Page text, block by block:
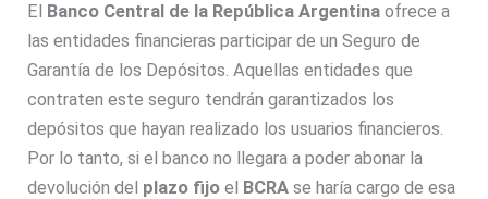
El Banco Central de la República Argentina ofrece a
las entidades financieras participar de un Seguro de
Garantía de los Depósitos. Aquellas entidades que
contraten este seguro tendrán garantizados los
depósitos que hayan realizado los usuarios financieros.
Por lo tanto, si el banco no llegara a poder abonar la
devolución del plazo fijo el BCRA se haría cargo de esa